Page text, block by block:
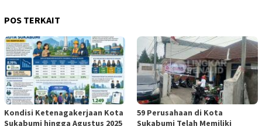
POS TERKAIT
Kondisi Ketenagakerjaan Kota
Sukabumi hingga Agustus 2025
59 Perusahaan di Kota
Sukabumi Telah Memiliki